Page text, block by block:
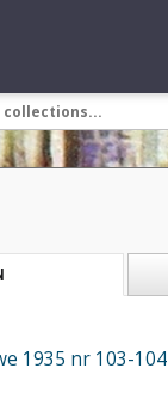
1935 nr 103-104